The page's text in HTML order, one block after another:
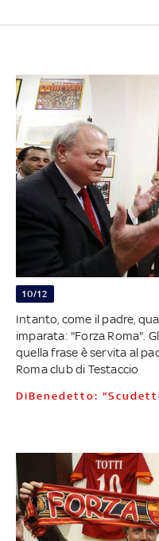
10/12
Intanto, come il padre,
imparata: "Forza Roma".
quella frase è servita al
Roma club di Testaccio
DiBenedetto: